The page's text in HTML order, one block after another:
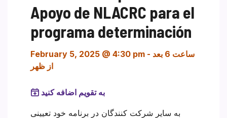
Apoyo de NLACRC para el
programa determinación
February 5, 2025 @ 4:30 pm - ساعت 6 بعد
از ظهر
به تقویم اضافه کنید
به سایر شرکت کنندگان در برنامه خود تعیینی